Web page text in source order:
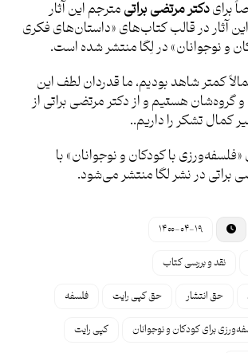
برایدکتر مرتضی براتیمترجم این آثار
این آثار در قالب کتاب‌های «داستان‌های فکری
و نوجوانان» در لِگا منتشر شده است.
کمتر شاهد بودیم، ما قدردان لطف این
گروه‌شان هستیم و از دکتر مرتضی براتی از
کمال تشکر را داریم..
با کودکان و نوجوانان» با
براتی در نشر لگا منتشر می‌شود.
۱۴۰۰-۰۴-۱۹
نقد و بررسی کتاب
حق انتشار حق کپی رایت فلسفه
برای کودکان و نوجوانان کپی رایت